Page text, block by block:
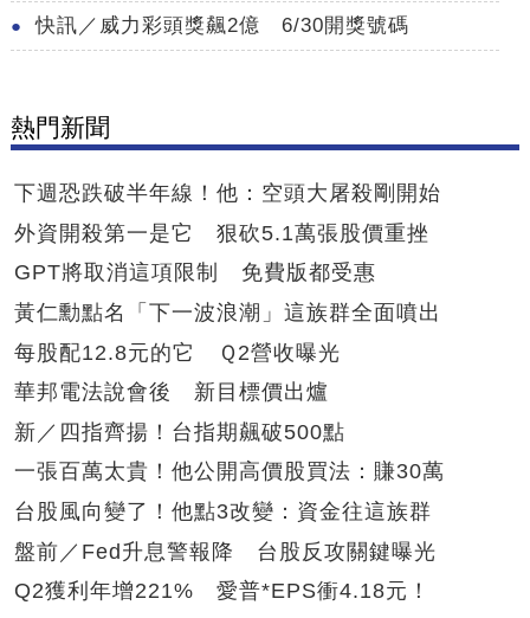
快訊／威力彩頭獎飆2億 6/30開獎號碼
熱門新聞
下週恐跌破半年線！他：空頭大屠殺剛開始
外資開殺第一是它 狠砍5.1萬張股價重挫
GPT將取消這項限制 免費版都受惠
黃仁勳點名「下一波浪潮」這族群全面噴出
每股配12.8元的它 Ｑ2營收曝光
華邦電法說會後 新目標價出爐
新／四指齊揚！台指期飆破500點
一張百萬太貴！他公開高價股買法：賺30萬
台股風向變了！他點3改變：資金往這族群
盤前／Fed升息警報降 台股反攻關鍵曝光
Q2獲利年增221% 愛普*EPS衝4.18元！